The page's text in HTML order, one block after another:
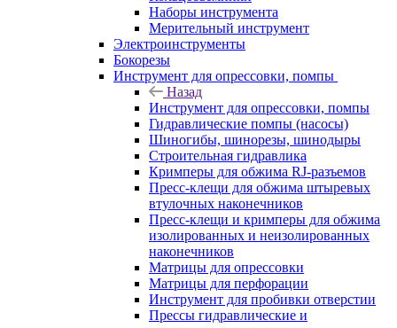
Наборы инструмента
Мерительный инструмент
Электроинструменты
Бокорезы
Инструмент для опрессовки, помпы
Назад
Инструмент для опрессовки, помпы
Гидравлические помпы (насосы)
Шиногибы, шинорезы, шинодыры
Строительная гидравлика
Кримперы для обжима RJ-разъемов
Пресс-клещи для обжима штыревых
втулочных наконечников
Пресс-клещи и кримперы для обжима
изолированных и неизолированных
наконечников
Матрицы для опрессовки
Матрицы для перфорации
Инструмент для пробивки отверстии
Прессы гидравлические и